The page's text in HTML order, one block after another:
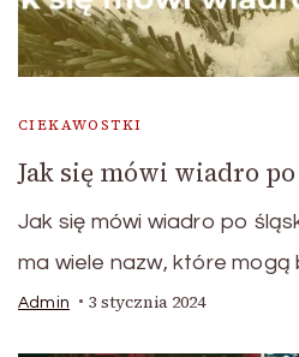
CIEKAWOSTKI
Jak się mówi wiadro
Jak się mówi wiadro po
ma wiele nazw, które mogą
Admin 3 stycznia 2024